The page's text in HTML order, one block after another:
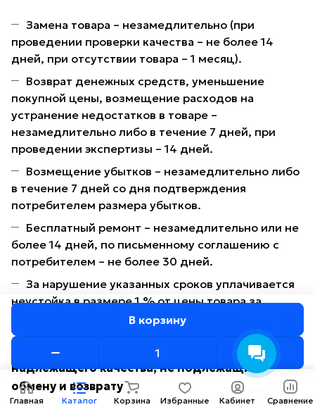
В корзину
Замена товара – незамедлительно (при
проведении проверки качества – не более 14
дней, при отсутствии товара – 1 месяц).
Возврат денежных средств, уменьшение
покупной цены, возмещение расходов на
устранение недостатков в товаре –
незамедлительно либо в течение 7 дней, при
проведении экспертизы – 14 дней.
Возмещение убытков – незамедлительно либо
в течение 7 дней со дня подтверждения
потребителем размера убытков.
Бесплатный ремонт – незамедлительно или не
более 14 дней, по письменному соглашению с
потребителем – не более 30 дней.
За нарушение указанных сроков уплачивается
неустойка в размере 1 % от цены товара за
каждый день просрочки.
Перечень непродовольственных товаров
надлежащего качества, не подлежащих
обмену и возврату
Главная Каталог Корзина Избранные Кабинет Сравнение